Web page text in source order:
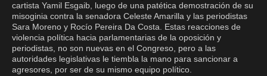
cartista Yamil Esgaib, luego de una patética demostración de su
misoginia contra la senadora Celeste Amarilla y las periodistas
Sara Moreno y Rocío Pereira Da Costa. Estas reacciones de
violencia política hacia parlamentarias de la oposición y
periodistas, no son nuevas en el Congreso, pero a las
autoridades legislativas le tiembla la mano para sancionar a
agresores, por ser de su mismo equipo político.